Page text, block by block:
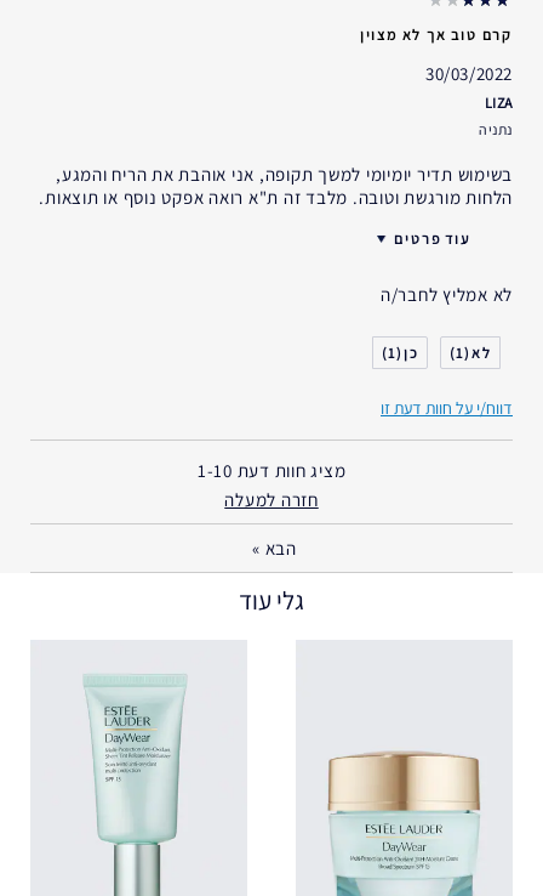
קרם טוב אך לא מצוין
30/03/2022
LIZA
נתניה
בשימוש תדיר יומיומי למשך תקופה, אני אוהבת את הריח והמגע,
הלחות מורגשת וטובה. מלבד זה ת"א רואה אפקט נוסף או תוצאות.
עוד פרטים
סוג העור
דאגות העור
אני משתמש/ת באסתי לאודר
לא אמליץ לחבר/ה
1
1
דווח/י על חוות דעת זו
מציג חוות דעת 1-10
חזרה למעלה
הבא »
גלי עוד